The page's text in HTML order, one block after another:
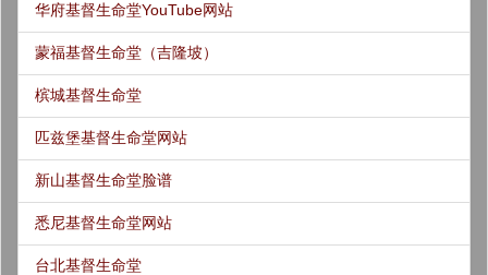
华府基督生命堂YouTube网站
蒙福基督生命堂（吉隆坡）
槟城基督生命堂
匹兹堡基督生命堂网站
新山基督生命堂脸谱
悉尼基督生命堂网站
台北基督生命堂